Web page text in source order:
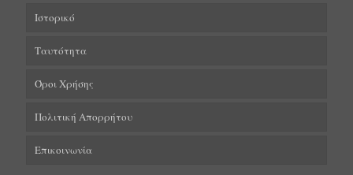
Ιστορικό
Ταυτότητα
Όροι Χρήσης
Πολιτική Απορρήτου
Επικοινωνία